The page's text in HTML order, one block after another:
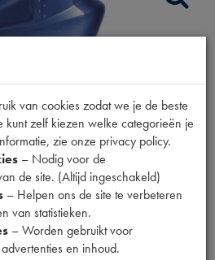
GR
van cookies zodat we je de beste
kunt zelf kiezen welke categorieën je
zie onze privacy policy.
– Nodig voor de
de site. (Altijd ingeschakeld)
– Helpen ons de site te verbeteren
van statistieken.
– Worden gebruikt voor
en inhoud.